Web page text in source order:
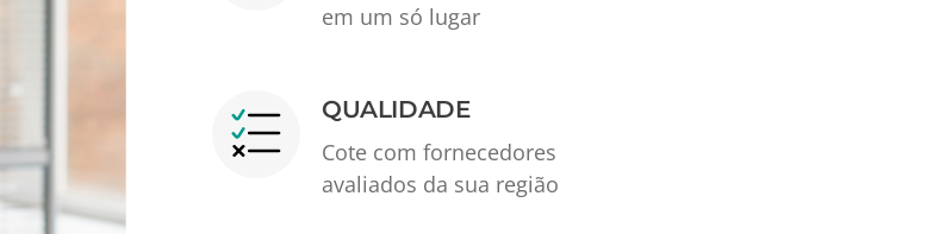
em um só lugar
QUALIDADE
Cote com fornecedores
avaliados da sua região